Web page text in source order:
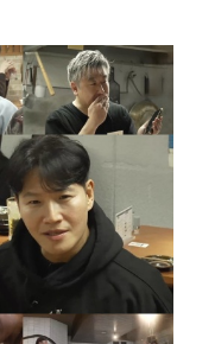
김지원, 어린이병원에 1억원 쾌척 "'닥터X' 촬영 중…
기록적인 폭염에 멈췄던 KBO, 11일부터 순위 경쟁 …